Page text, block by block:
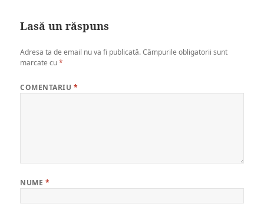
Lasă un răspuns
Adresa ta de email nu va fi publicată. Câmpurile obligatorii sunt
marcate cu*
COMENTARIU *
NUME *